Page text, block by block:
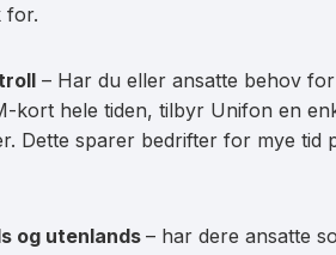
for.
– Har du eller ansatte behov
kort hele tiden, tilbyr Unifon en
Dette sparer bedrifter for mye
og utenlands– har dere ansatte